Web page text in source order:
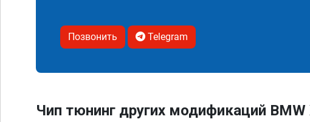
Позвонить Telegram
Чип тюнинг других модификаций BMW